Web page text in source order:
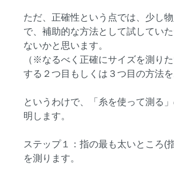
ただ、正確性という点では、少し
で、補助的な方法として試してい
ないかと思います。
（※なるべく正確にサイズを測り
する２つ目もしくは３つ目の方法を
というわけで、「糸を使って測る
明します。
ステップ１：指の最も太いところ(
を測ります。